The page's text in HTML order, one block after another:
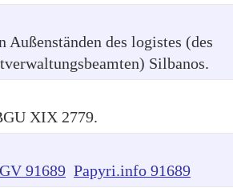
Außenständen des logistes (des
Silbanos.
XIX 2779.
91689 Papyri.info 91689